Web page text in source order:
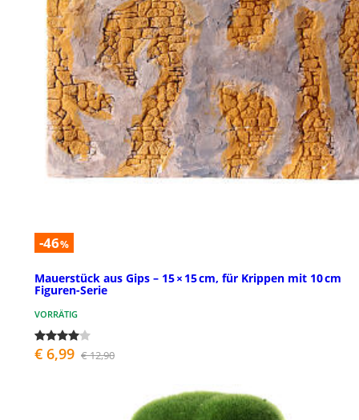
-46%
Mauerstück aus Gips – 15 × 15 cm, für Krippen mit 10 cm
Figuren-Serie
VORRÄTIG
€ 6,99 € 12,90